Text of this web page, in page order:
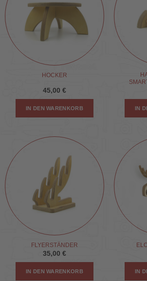
HOCKER
45,00 €
IN DEN WARENKORB IN
FLYERSTÄNDER
35,00 €
IN DEN WARENKORB IN